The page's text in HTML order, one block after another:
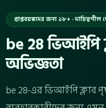
প্রাপ্তবয়স্কদের জন্য ১৮+ · দায়িত্বশীল
be 28 ভিআইপি
অভিজ্ঞতা
be 28-এর ভিআইপি ক্লাব